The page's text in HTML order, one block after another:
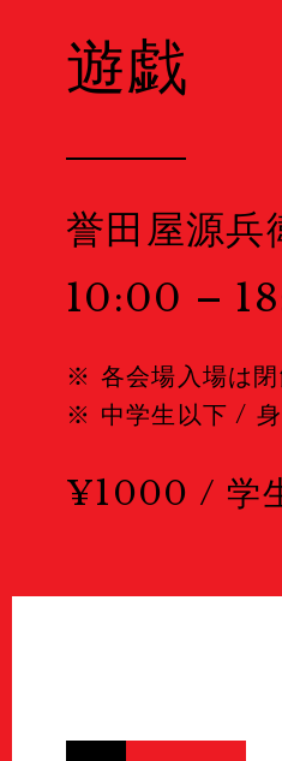
遊戯
誉田屋源兵
10:00 –
※ 各会場入場は閉
※ 中学生以下 / 身
¥1000 / 学
Event
パブリックイ
ポートフォリ
マスタークラ